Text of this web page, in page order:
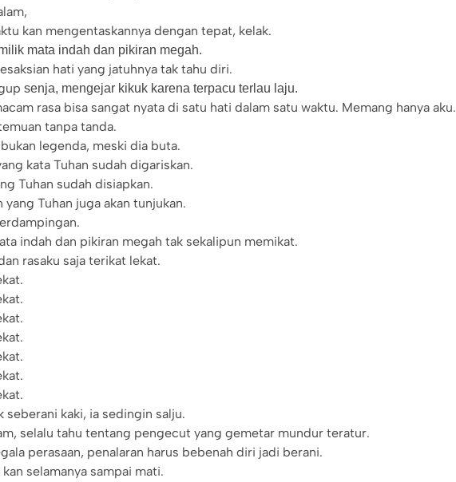
kan mengentaskannya dengan tepat, kelak.
mata indah dan pikiran megah.
hati yang jatuhnya tak tahu diri.
senja, mengejar kikuk karena terpacu terlau laju.
rasa bisa sangat nyata di satu hati dalam satu waktu. Memang hanya aku.
tanpa tanda.
legenda, meski dia buta.
kata Tuhan sudah digariskan.
Tuhan sudah disiapkan.
yang Tuhan juga akan tunjukan.
indah dan pikiran megah tak sekalipun memikat.
rasaku saja terikat lekat.
seberani kaki, ia sedingin salju.
selalu tahu tentang pengecut yang gemetar mundur teratur.
perasaan, penalaran harus bebenah diri jadi berani.
selamanya sampai mati.